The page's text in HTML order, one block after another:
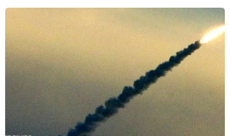
Liban sẽ gửi đơn khiếu nại Israel lên Hội